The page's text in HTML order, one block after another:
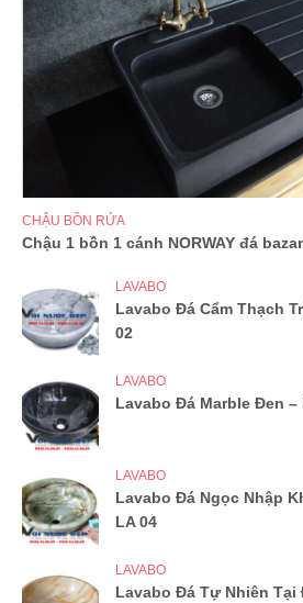
CHẬU BỒN RỬA
Chậu 1 bồn 1 cánh NORWAY đá
LAVABO
Lavabo Đá Cẩm Thạch
02
LAVABO
Lavabo Đá Marble Đen –
LAVABO
Lavabo Đá Ngọc Nhập
LA 04
LAVABO
Lavabo Đá Tự Nhiên Tại